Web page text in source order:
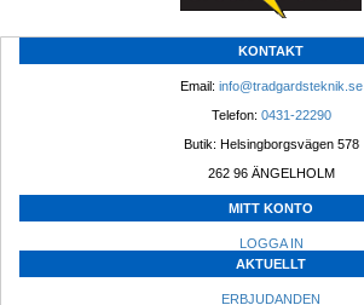
KONTAKT
Email: info@tradgardsteknik.se
Telefon: 0431-22290
Butik: Helsingborgsvägen 578
262 96 ÄNGELHOLM
MITT KONTO
LOGGA IN
AKTUELLT
ERBJUDANDEN